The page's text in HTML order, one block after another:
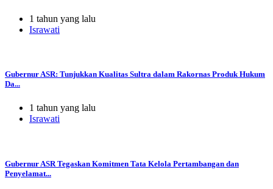
1 tahun yang lalu
Israwati
Gubernur ASR: Tunjukkan Kualitas Sultra dalam Rakornas Produk Hukum
Da...
1 tahun yang lalu
Israwati
Gubernur ASR Tegaskan Komitmen Tata Kelola Pertambangan dan
Penyelamat...